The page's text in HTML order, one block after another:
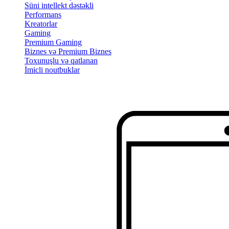
Süni intellekt dəstəkli
Performans
Kreatorlar
Gaming
Premium Gaming
Biznes və Premium Biznes
Toxunuşlu və qatlanan
İmicli noutbuklar